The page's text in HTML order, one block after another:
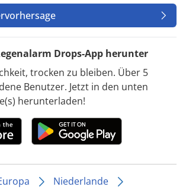
Drops-App herunter
trocken zu bleiben. Über 5
Benutzer. Jetzt in den unten
herunterladen!
Niederlande